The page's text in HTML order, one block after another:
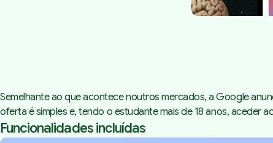
Semelhante ao que acontece noutros mercados,a Google
oferta é simples e, tendo o estudante mais de 18 anos, aceder
Funcionalidades incluídas